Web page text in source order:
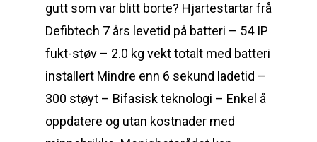
gutt som var blitt borte? Hjartestartar frå
Defibtech 7 års levetid på batteri – 54 IP
fukt-støv – 2.0 kg vekt totalt med batteri
installert Mindre enn 6 sekund ladetid –
300 støyt – Bifasisk teknologi – Enkel å
oppdatere og utan kostnader med